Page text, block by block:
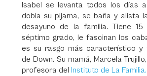
Isabel se levanta todos los días
dobla su pijama, se baña y alista
desayuno de la familia. Tiene
séptimo grado, le fascinan los
es su rasgo más característico y
de Down. Su mamá, Marcela
profesora del Instituto de La Familia.